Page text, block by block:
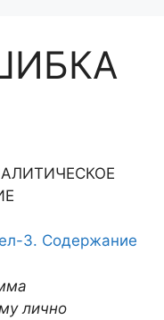
3. Содержание
лично